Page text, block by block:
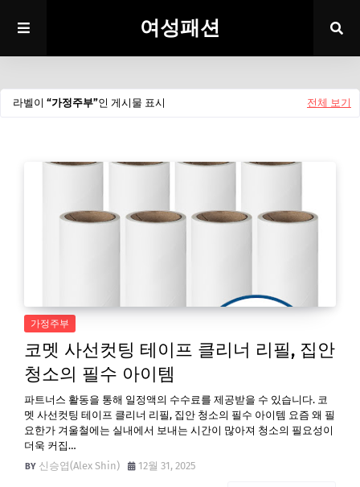
여성패션
라벨이 가정주부 인 게시물 표시 전체 보기
가정주부
코멧 사선컷팅 테이프 클리너 리필, 집안
청소의 필수 아이템
파트너스 활동을 통해 일정액의 수수료를 제공받을 수 있습니다. 코
멧 사선컷팅 테이프 클리너 리필, 집안 청소의 필수 아이템 요즘 왜 필
요한가 겨울철에는 실내에서 보내는 시간이 많아져 청소의 필요성이
더욱 커집…
신승엽(Alex Shin)
12월 31, 2025